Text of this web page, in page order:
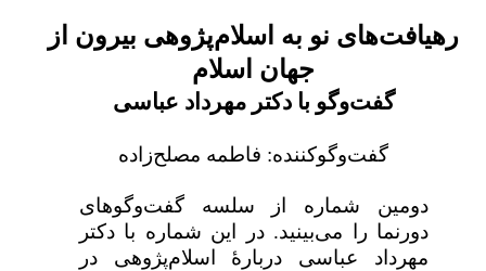
رهیافت‌های نو به اسلام‌پژوهی بیرون از
جهان اسلام
گفت‌وگو با دکتر مهرداد عباسی
گفت‌وگوکننده: فاطمه مصلح‌زاده
دومین شماره از سلسه گفت‌وگوهای
دورنما را می‌بینید. در این شماره با دکتر
مهرداد عباسی دربارهٔ اسلام‌پژوهی در